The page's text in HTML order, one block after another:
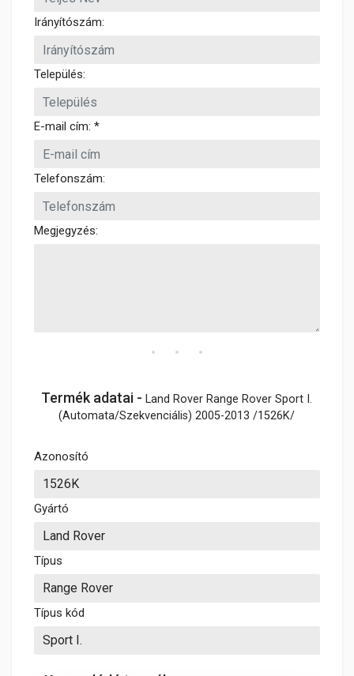
Irányítószám:
Település:
E-mail cím: *
Telefonszám:
Megjegyzés:
Termék adatai -Land Rover Range Rover Sport I.
(Automata/Szekvenciális) 2005-2013 /1526K/
Azonosító
Gyártó
Típus
Típus kód